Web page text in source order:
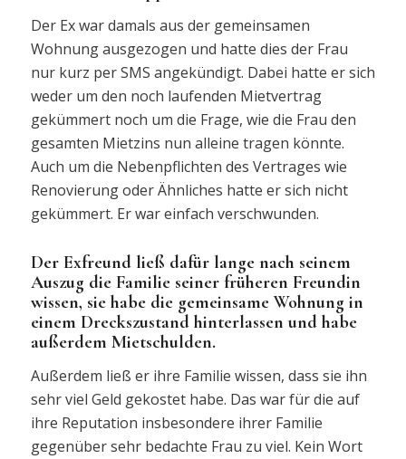
Der Ex war damals aus der gemeinsamen
Wohnung ausgezogen und hatte dies der Frau
nur kurz per SMS angekündigt. Dabei hatte er sich
weder um den noch laufenden Mietvertrag
gekümmert noch um die Frage, wie die Frau den
gesamten Mietzins nun alleine tragen könnte.
Auch um die Nebenpflichten des Vertrages wie
Renovierung oder Ähnliches hatte er sich nicht
gekümmert. Er war einfach verschwunden.
Der Exfreund ließ dafür lange nach seinem
Auszug die Familie seiner früheren Freundin
wissen, sie habe die gemeinsame Wohnung in
einem Dreckszustand hinterlassen und habe
außerdem Mietschulden.
Außerdem ließ er ihre Familie wissen, dass sie ihn
sehr viel Geld gekostet habe. Das war für die auf
ihre Reputation insbesondere ihrer Familie
gegenüber sehr bedachte Frau zu viel. Kein Wort